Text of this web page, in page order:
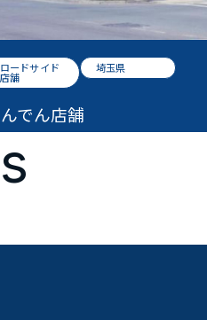
ロードサイド
店舗
埼玉県
でん店舗